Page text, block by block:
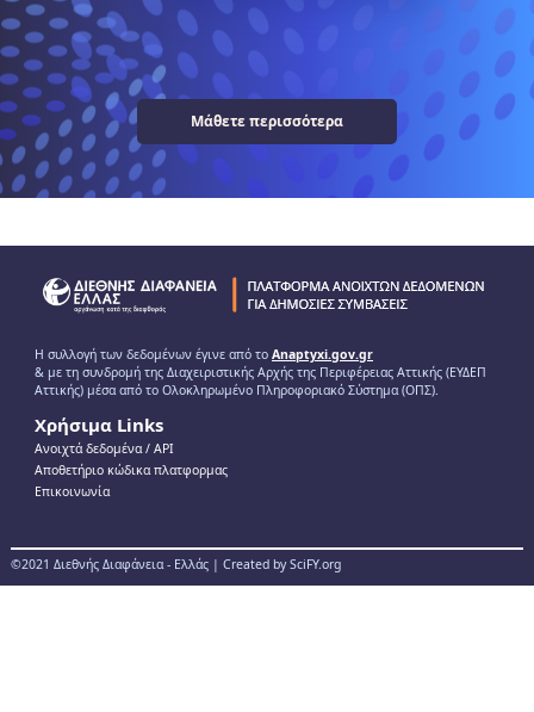
Μάθετε περισσότερα
Η συλλογή των δεδομένων έγινε από το Anaptyxi.gov.gr
& με τη συνδρομή της Διαχειριστικής Αρχής της Περιφέρειας Αττικής (ΕΥΔΕΠ
Αττικής) μέσα από το Ολοκληρωμένο Πληροφοριακό Σύστημα (ΟΠΣ).
Χρήσιμα Links
Ανοιχτά δεδομένα / ΑPI
Αποθετήριο κώδικα πλατφορμας
Επικοινωνία
©2021 Διεθνής Διαφάνεια - Ελλάς | Created by SciFY.org